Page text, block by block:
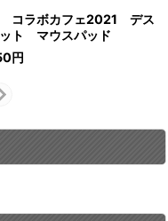
コラボカフェ2021 デス
ト マウスパッド
円